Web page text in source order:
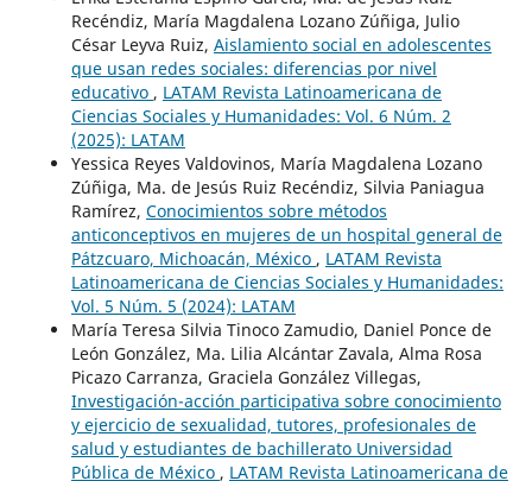
Recéndiz, María Magdalena Lozano Zúñiga, Julio
César Leyva Ruiz, Aislamiento social en adolescentes
que usan redes sociales: diferencias por nivel
educativo , LATAM Revista Latinoamericana de
Ciencias Sociales y Humanidades: Vol. 6 Núm. 2
(2025): LATAM
Yessica Reyes Valdovinos, María Magdalena Lozano
Zúñiga, Ma. de Jesús Ruiz Recéndiz, Silvia Paniagua
Ramírez, Conocimientos sobre métodos
anticonceptivos en mujeres de un hospital general de
Pátzcuaro, Michoacán, México , LATAM Revista
Latinoamericana de Ciencias Sociales y Humanidades:
Vol. 5 Núm. 5 (2024): LATAM
María Teresa Silvia Tinoco Zamudio, Daniel Ponce de
León González, Ma. Lilia Alcántar Zavala, Alma Rosa
Picazo Carranza, Graciela González Villegas,
Investigación-acción participativa sobre conocimiento
y ejercicio de sexualidad, tutores, profesionales de
salud y estudiantes de bachillerato Universidad
Pública de México , LATAM Revista Latinoamericana de